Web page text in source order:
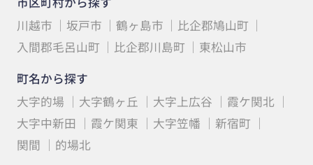
川越市
坂戸市 鶴ヶ島市
比企郡鳩山町
入間郡毛呂山町
比企郡川島町
東松山市
町名から探す
大字的場
大字鶴ヶ丘 大字上広谷
霞ケ関北
大字中新田
霞ケ関東 大字笠幡
新宿町
関間
的場北